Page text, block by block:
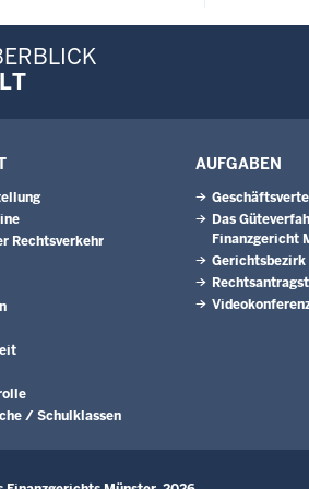
Rechtsverkehr
/ Schulklassen
AUFGABEN
Das
Finanzgericht
Gerichtsbezirk